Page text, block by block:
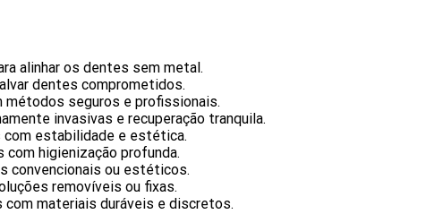
alinhar os dentes sem metal.
dentes comprometidos.
métodos seguros e profissionais.
invasivas e recuperação tranquila.
estabilidade e estética.
com higienização profunda.
convencionais ou estéticos.
removíveis ou fixas.
materiais duráveis e discretos.